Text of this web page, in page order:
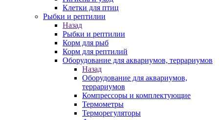
Клетки для птиц
Рыбки и рептилии
Назад
Рыбки и рептилии
Корм для рыб
Корм для рептилий
Оборудование для аквариумов, террариумов
Назад
Оборудование для аквариумов,
террариумов
Компрессоры и комплектующие
Термометры
Терморегуляторы